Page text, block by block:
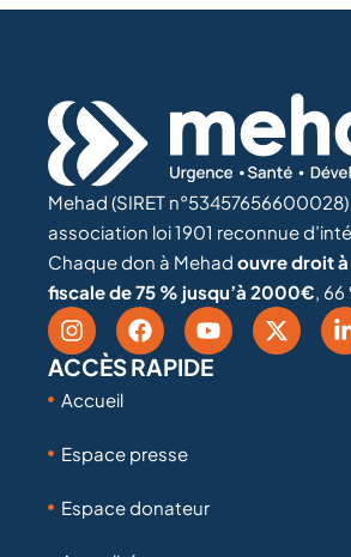
Mehad (SIRET
association loi 1901 reconnue
Chaque don à Mehad ouvre droit
fiscale de 75 % jusqu’à 2000€ ,
ACCÈS RAPIDE
Accueil
Espace presse
Espace donateur